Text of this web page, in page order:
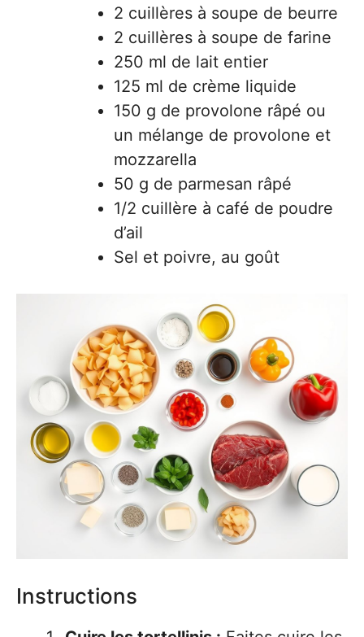
2 cuillères à soupe de beurre
2 cuillères à soupe de farine
250 ml de lait entier
125 ml de crème liquide
150 g de provolone râpé ou
un mélange de provolone et
mozzarella
50 g de parmesan râpé
1/2 cuillère à café de poudre
d’ail
Sel et poivre, au goût
Instructions